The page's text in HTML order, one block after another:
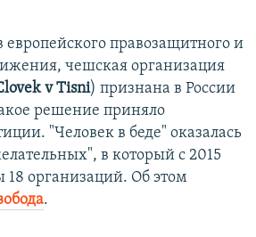
европейского правозащитного и
чешская организация
v Tisni) признана в России
решение приняло
"Человек в беде" оказалась
в который с 2015
18 организаций. Об этом
.